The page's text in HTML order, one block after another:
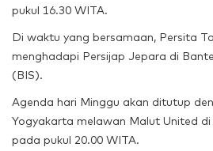
pukul 16.30 WITA.
Di waktu yang bersamaan, Persita
menghadapi Persijap Jepara di
(BIS).
Agenda hari Minggu akan ditutup
Yogyakarta melawan Malut United
pada pukul 20.00 WITA.